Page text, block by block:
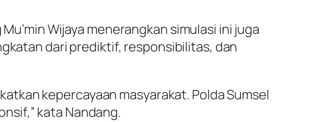
Wijaya menerangkan simulasi ini juga
dari prediktif, responsibilitas, dan
kepercayaan masyarakat. Polda Sumsel
kata Nandang.